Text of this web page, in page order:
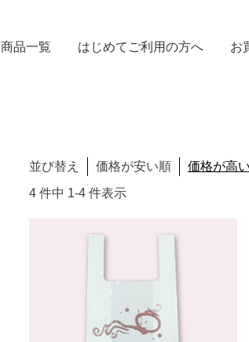
商品一覧 はじめてご利用の方へ お
並び替え 価格が安い順 価格が高
4 件中 1-4 件表示